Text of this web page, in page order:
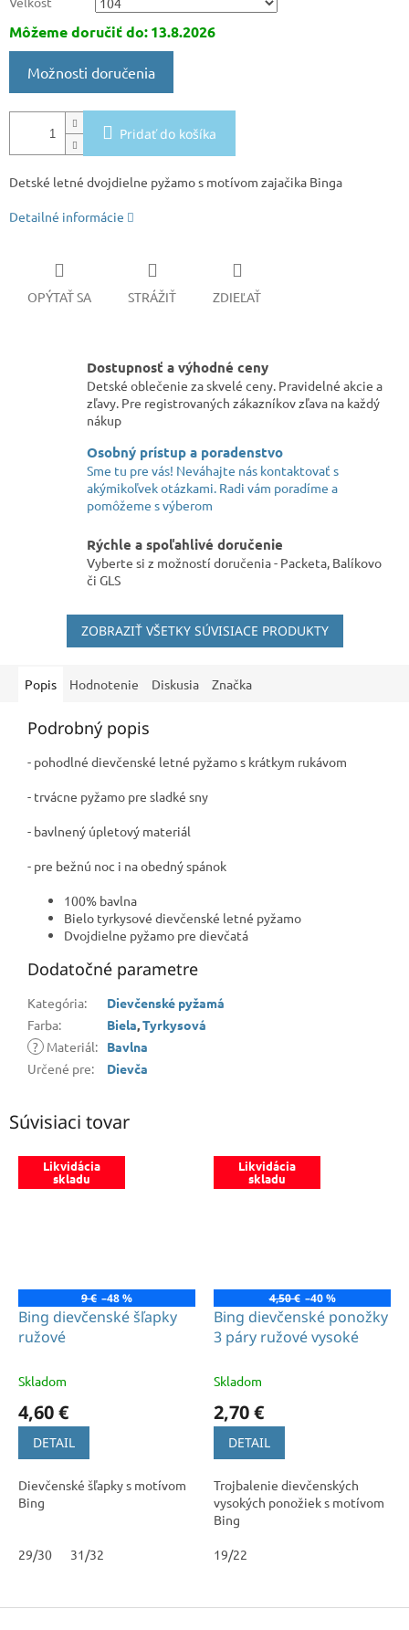
Môžeme doručiť do:13.8.2026
Možnosti doručenia
Pridať do košíka
Detské letné dvojdielne pyžamo s motívom zajačika Binga
Detailné informácie
OPÝTAŤ SA STRÁŽIŤ ZDIEĽAŤ
Dostupnosť a výhodné ceny
Detské oblečenie za skvelé ceny. Pravidelné akcie a
zľavy. Pre registrovaných zákazníkov zľava na každý
nákup
Osobný prístup a poradenstvo
Sme tu pre vás! Neváhajte nás kontaktovať s
akýmikoľvek otázkami. Radi vám poradíme a
pomôžeme s výberom
Rýchle a spoľahlivé doručenie
Vyberte si z možností doručenia - Packeta, Balíkovo
či GLS
ZOBRAZIŤ VŠETKY SÚVISIACE PRODUKTY
Popis Hodnotenie Diskusia Značka
Podrobný popis
- pohodlné dievčenské letné pyžamo s krátkym rukávom
- trvácne pyžamo pre sladké sny
- bavlnený úpletový materiál
- pre bežnú noc i na obedný spánok
100% bavlna
Bielo tyrkysové dievčenské letné pyžamo
Dvojdielne pyžamo pre dievčatá
Dodatočné parametre
Kategória:
Dievčenské pyžamá
Farba: Biela,Tyrkysová
? Materiál:
Bavlna
Určené pre: Dievča
Súvisiaci tovar
Likvidácia
skladu
9 € –48 %
Bing dievčenské šľapky
ružové
Skladom
4,60 €
DETAIL
Dievčenské šľapky s motívom
Bing
29/30 31/32
Likvidácia
skladu
4,50 € –40 %
Bing dievčenské ponožky
3 páry ružové vysoké
Skladom
2,70 €
DETAIL
Trojbalenie dievčenských
vysokých ponožiek s motívom
Bing
19/22
Z